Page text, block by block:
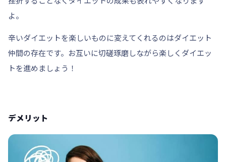
よ。
辛いダイエットを楽しいものに変えてくれるのはダイエット
仲間の存在です。 お互いに切磋琢磨しながら楽しくダイエッ
トを進めましょう！
デメリット